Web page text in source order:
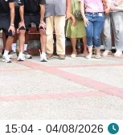
04/08/2026 - 15:04